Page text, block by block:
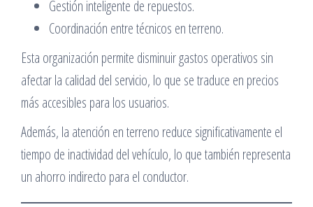
Gestión inteligente de repuestos.
Coordinación entre técnicos en terreno.
Esta organización permite disminuir gastos operativos sin
afectar la calidad del servicio, lo que se traduce en precios
más accesibles para los usuarios.
Además, la atención en terreno reduce significativamente el
tiempo de inactividad del vehículo, lo que también representa
un ahorro indirecto para el conductor.